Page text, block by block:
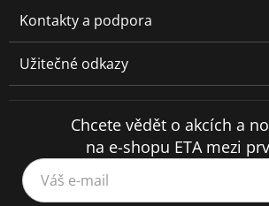
Kontakty a podpora
Užitečné odkazy
Chcete vědět o akcích a
na e-shopu ETA mezi
Váš e-mail